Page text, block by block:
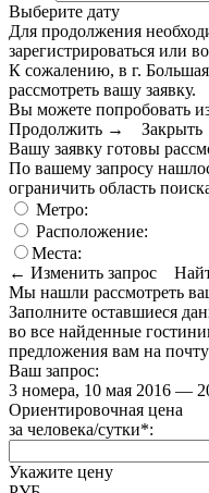
Выберите дату
Для продолжения
зарегистрироваться или
К сожалению, в г.
рассмотреть вашу заявку.
Вы можете попробовать
Продолжить →
Закрыть
Вашу заявку готовы
По вашему запросу
ограничить область
Метро:
Расположение:
Места:
← Изменить запрос
Мы нашли рассмотреть
Заполните оставшиеся
во все найденные
предложения вам на
Ваш запрос:
3 номера, 10 мая 2016 —
Ориентировочная цена
за человека/сутки*:
Укажите цену